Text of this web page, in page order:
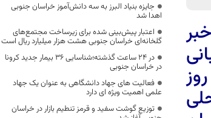
جایزه بنیاد البرز به سه دانش‌آموز خراسان جنوبی
اهدا شد
اعتبار پیش‌بینی شده برای زیرساخت مجتمع‌های
گلخانه‌‍‌ای خراسان جنوبی هشت هزار میلیارد ریال است
در 24 ساعت گذشته؛شناسایی 36 بیمار جدید کرونا
در خراسان جنوبی
فعالیت های جهاد دانشگاهی به عنوان یک جهاد
علمی اهمیت ویژه‌ ای دارد
توزیع گوشت سفید و قرمز تنطیم بازار در خراسان